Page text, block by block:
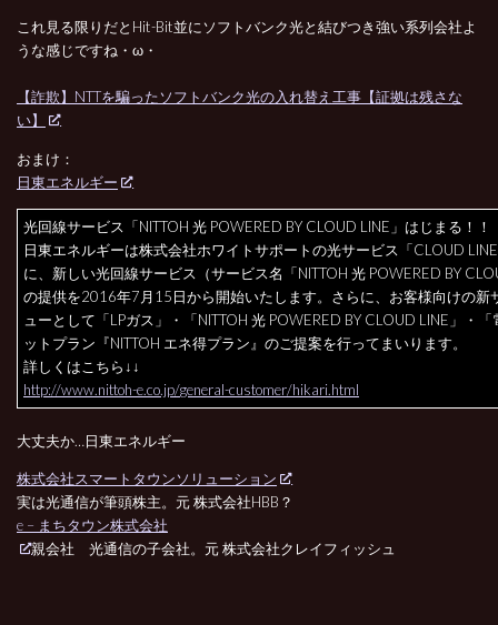
これ見る限りだとHit-Bit並にソフトバンク光と結びつき強い系列会社よ
うな感じですね・ω・
【詐欺】NTTを騙ったソフトバンク光の入れ替え工事【証拠は残さな
い】
おまけ：
日東エネルギー
光回線サービス「NITTOH 光 POWERED BY CLOUD LINE」はじまる！！
日東エネルギーは株式会社ホワイトサポートの光サービス 「CLOUD
に、新しい光回線サービス（サービス名 「NITTOH 光 POWERED BY
の提供を2016年7月15日から開始いたします。さらに、お客様向けの新
ューとして 「LPガス」・「NITTOH 光 POWERED BY CLOUD LINE」・
ットプラン『NITTOH エネ得プラン』のご提案を行ってまいります。
詳しくはこちら↓↓
http://www.nittoh-e.co.jp/general-customer/hikari.html
大丈夫か…日東エネルギー
株式会社スマートタウンソリューション
実は光通信が筆頭株主。元 株式会社HBB？
e – まちタウン株式会社
親会社 光通信の子会社。元 株式会社クレイフィッシュ